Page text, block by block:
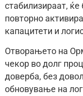
стабилизираат,
повторно
капацитети и
Отворањето на
чекор во долг
доверба, без
обновување на